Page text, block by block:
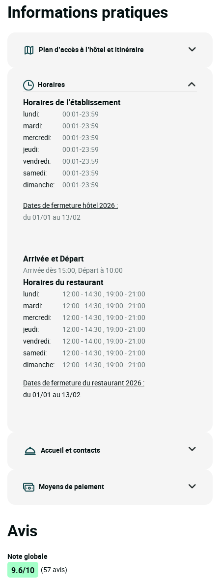
Informations pratiques
Plan d’accès à l’hôtel et itinéraire
Horaires
Horaires de l’établissement
lundi:
00:01-23:59
mardi:
00:01-23:59
mercredi:
00:01-23:59
jeudi:
00:01-23:59
vendredi:
00:01-23:59
samedi:
00:01-23:59
dimanche:
00:01-23:59
Arrivée et Départ
Arrivée dès 15:00, Départ à 10:00
Horaires du restaurant
lundi:
12:00 - 14:30 , 19:00 - 21:00
mardi:
12:00 - 14:30 , 19:00 - 21:00
mercredi:
12:00 - 14:30 , 19:00 - 21:00
jeudi:
12:00 - 14:30 , 19:00 - 21:00
vendredi:
12:00 - 14:00 , 19:00 - 21:00
samedi:
12:00 - 14:30 , 19:00 - 21:00
dimanche:
12:00 - 14:30 , 19:00 - 21:00
Dates de fermeture du restaurant 2026 :
du 01/01 au 13/02
Dates de fermeture hôtel 2026 :
du 01/01 au 13/02
Accueil et contacts
Moyens de paiement
Avis
Note globale
9.6/10 (57 avis)